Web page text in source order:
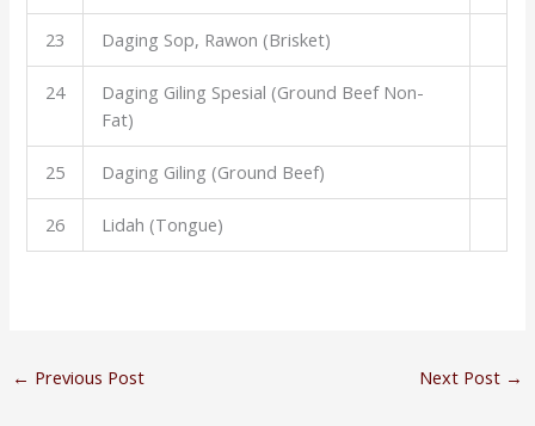
23 Daging Sop, Rawon (Brisket)
24
Daging Giling Spesial (Ground Beef Non-
Fat)
25 Daging Giling (Ground Beef)
26 Lidah (Tongue)
← Previous Post Next Post →